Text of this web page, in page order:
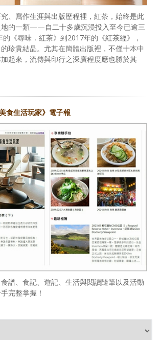
、寫作生涯與出版歷程裡，紅茶，始終是此
地的一類——自二十多歲沉浸投入至今已逾三
《尋味．紅茶》到2017年的《紅茶經》，
珍貴結晶。尤其在簡體出版裡，不僅十本中
起來，流傳與印行之深廣程度應也勝於其
食生活玩家》電子報
譜、食記、遊記、生活與閱讀隨筆以及活動
完整掌握！